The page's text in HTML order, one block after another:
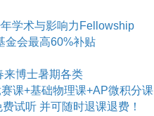
学术与影响力Fellowship
金会最高60%补贴
来博士暑期各类
课+基础物理课+AP微积分课
试听 并可随时退课退费！